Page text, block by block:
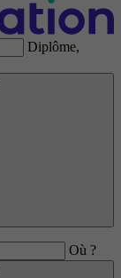
Diplôme,
Où ?